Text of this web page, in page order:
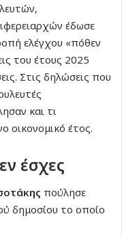
έδωσε
ελέγχου «πόθεν
του έτους 2025
Στις δηλώσεις που
και τι
οικονομικό έτος.
έσχες
πούλησε
δημοσίου το οποίο